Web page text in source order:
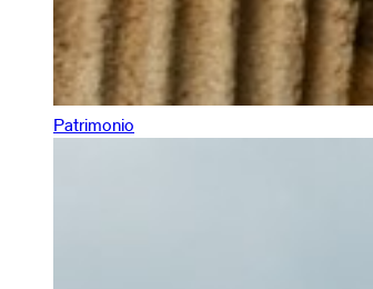
Patrimonio